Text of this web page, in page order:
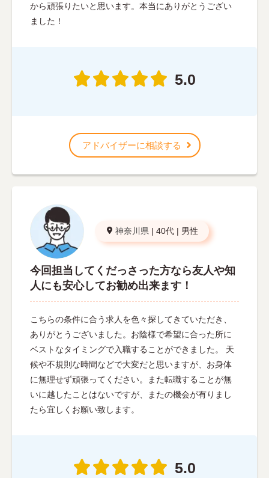
から頑張りたいと思います。本当にありがとうござい
ました！
5.0
アドバイザーに相談する
神奈川県 | 40代 | 男性
今回担当してくだっさった方なら友人や知
人にも安心してお勧め出来ます！
こちらの条件に合う求人を色々探してきていただき、
ありがとうございました。お陰様で希望に合った所に
ベストなタイミングで入職することができました。 天
候や不規則な時間などで大変だと思いますが、お身体
に無理せず頑張ってください。また転職することが無
いに越したことはないですが、またの機会が有りまし
たら宜しくお願い致します。
5.0